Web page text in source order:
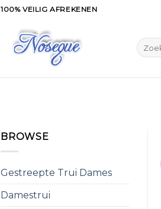
100% VEILIG AFREKENEN
Zoeken
naar:
BROWSE
Gestreepte Trui Dames
Damestrui